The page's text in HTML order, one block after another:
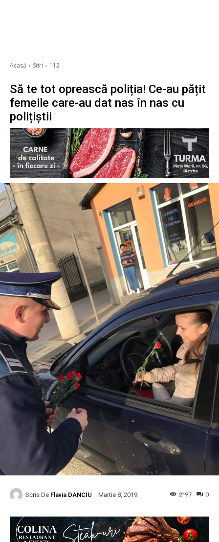
Acasă Stiri 112
Să te tot oprească poliția! Ce-au pățit
femeile care-au dat nas în nas cu
polițiștii
Scris De Flavia DANCIU Martie 8, 2019 0
2197